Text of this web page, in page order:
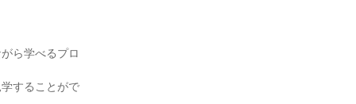
ら学べるプロ
することがで